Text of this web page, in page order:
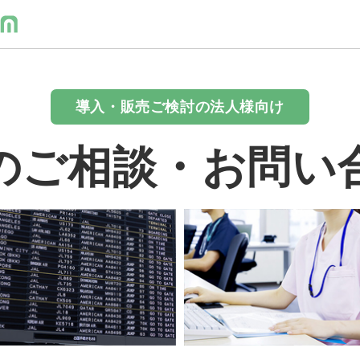
導入・販売ご検討の法人様向け
ご相談・お問い